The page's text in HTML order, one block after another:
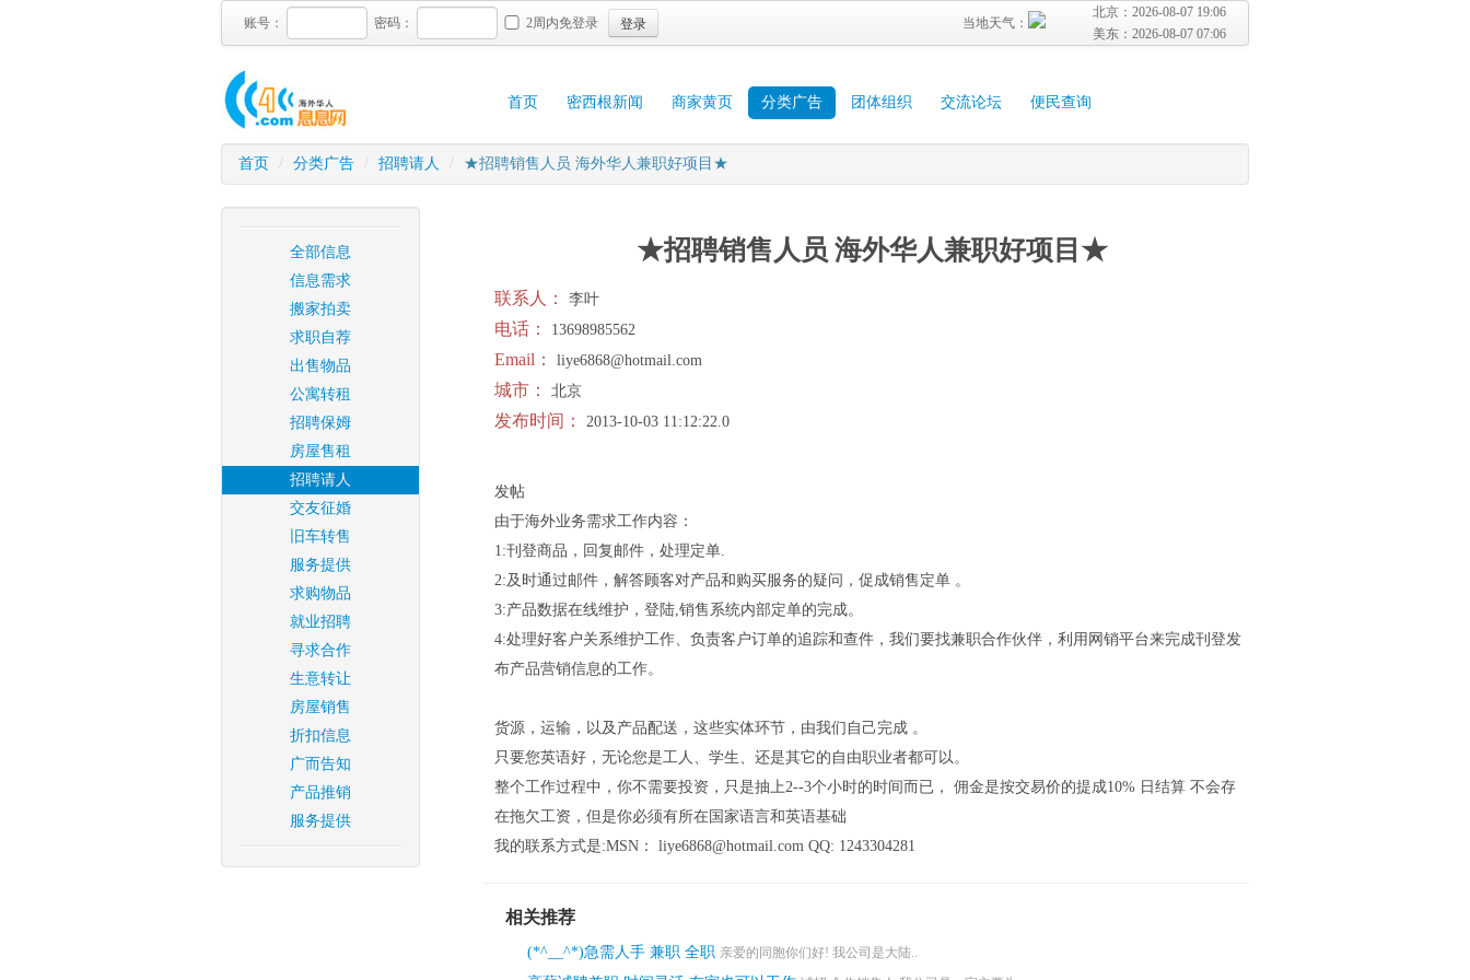
账号： 密码： 2周内免登录 登录
北京： 2026-08-07 19:06
美东： 2026-08-07 07:06
当地天气：
首页 密西根新闻 商家黄页 分类广告 团体组织 交流论坛 便民查询
首页 / 分类广告 / 招聘请人 / ★招聘销售人员 海外华人兼职好项目★
全部信息
信息需求
搬家拍卖
求职自荐
出售物品
公寓转租
招聘保姆
房屋售租
招聘请人
交友征婚
旧车转售
服务提供
求购物品
就业招聘
寻求合作
生意转让
房屋销售
折扣信息
广而告知
产品推销
服务提供
★招聘销售人员 海外华人兼职好项目★
联系人： 李叶
电话： 13698985562
Email： liye6868@hotmail.com
城市： 北京
发布时间： 2013-10-03 11:12:22.0
发帖
由于海外业务需求工作内容：
1:刊登商品，回复邮件，处理定单.
2:及时通过邮件，解答顾客对产品和购买服务的疑问，促成销售定单 。
3:产品数据在线维护，登陆,销售系统内部定单的完成。
4:处理好客户关系维护工作、负责客户订单的追踪和查件，我们要找兼职合作伙伴，利用网销平台来完成刊登发
布产品营销信息的工作。
货源，运输，以及产品配送，这些实体环节，由我们自己完成 。
只要您英语好，无论您是工人、学生、还是其它的自由职业者都可以。
整个工作过程中，你不需要投资，只是抽上2--3个小时的时间而已， 佣金是按交易价的提成10% 日结算 不会存
在拖欠工资，但是你必须有所在国家语言和英语基础
我的联系方式是:MSN： liye6868@hotmail.com QQ: 1243304281
相关推荐
(*^__^*)急需人手 兼职 全职 亲爱的同胞你们好! 我公司是大陆..